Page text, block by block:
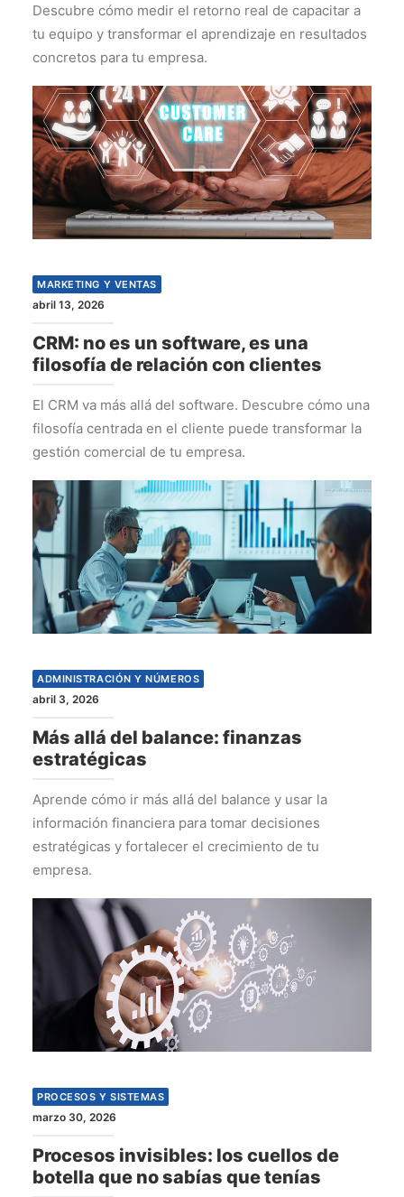
Descubre cómo medir el retorno real de capacitar a
tu equipo y transformar el aprendizaje en resultados
concretos para tu empresa.
MARKETING Y VENTAS
abril 13, 2026
CRM: no es un software, es una
filosofía de relación con clientes
El CRM va más allá del software. Descubre cómo una
filosofía centrada en el cliente puede transformar la
gestión comercial de tu empresa.
ADMINISTRACIÓN Y NÚMEROS
abril 3, 2026
Más allá del balance: finanzas
estratégicas
Aprende cómo ir más allá del balance y usar la
información financiera para tomar decisiones
estratégicas y fortalecer el crecimiento de tu
empresa.
PROCESOS Y SISTEMAS
marzo 30, 2026
Procesos invisibles: los cuellos de
botella que no sabías que tenías